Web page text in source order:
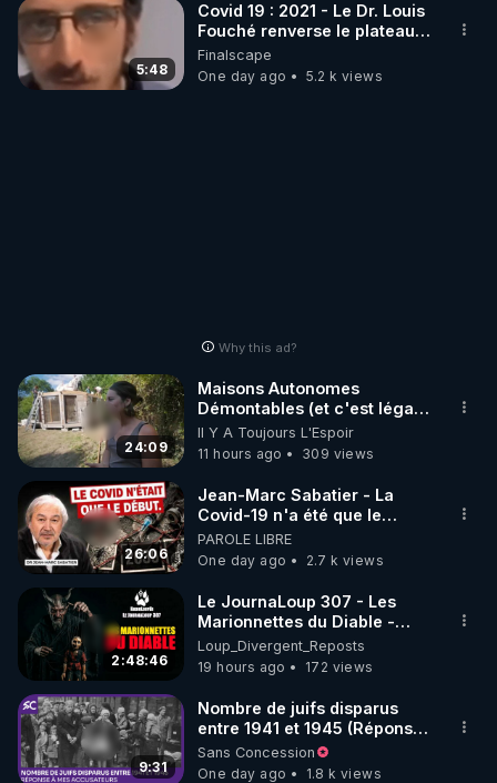
Vidéos de tous les autres Lives d'utilité publique de
https://tinyurl.com/grandreveil2024
5:48
Covid 19 : 2021 - Le Dr. Louis
Fouché renverse le plateau
de CNews !
Finalscape
One day ago
5.2 k views
Why this ad?
24:09
Maisons Autonomes
Démontables (et c'est légal).
Visite éco village en
Bretagne
Il Y A Toujours L'Espoir
11 hours ago
309 views
26:06
Jean-Marc Sabatier - La
Covid-19 n'a été que le
début - L'ARNm & l'ARNm-aa
jusqu où auront-t-il ?
PAROLE LIBRE
One day ago
2.7 k views
2:48:46
Le JournaLoup 307 - Les
Marionnettes du Diable -
Loup Divergent 2026.08.07
Loup_Divergent_Reposts
19 hours ago
172 views
9:31
Nombre de juifs disparus
entre 1941 et 1945 (Réponse
à mes accusateurs)
Sans Concession
One day ago
1.8 k views